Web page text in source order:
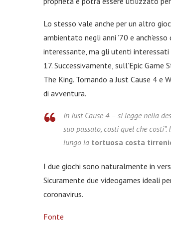
Lo stesso vale anche per un altro
ambientato negli anni ’70 e
interessante, ma gli utenti
17. Successivamente, sull’Epic
The King. Tornando a Just Cause 4 e
di avventura.
In Just Cause 4 – si legge nella
suo passato, costi quel che
lungo la tortuosa costa
I due giochi sono naturalmente in
Sicuramente due videogames ideali
coronavirus.
Fonte